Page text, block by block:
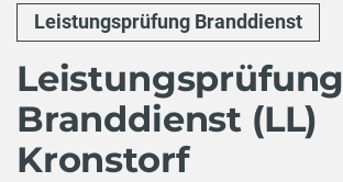
Leistungsprüfung Branddienst
Leistungsprüfung
Branddienst (LL)
Kronstorf